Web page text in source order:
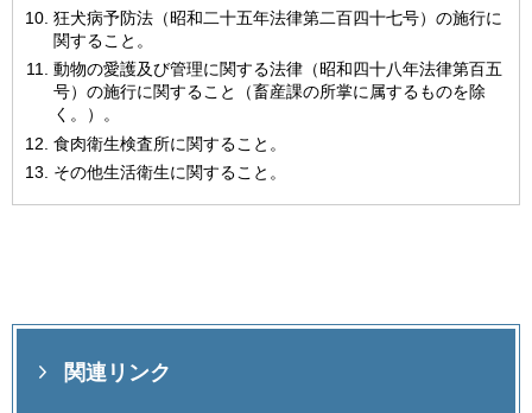
狂犬病予防法（昭和二十五年法律第二百四十七号）の施行に
関すること。
動物の愛護及び管理に関する法律（昭和四十八年法律第百五
号）の施行に関すること（畜産課の所掌に属するものを除
く。）。
食肉衛生検査所に関すること。
その他生活衛生に関すること。
関連リンク